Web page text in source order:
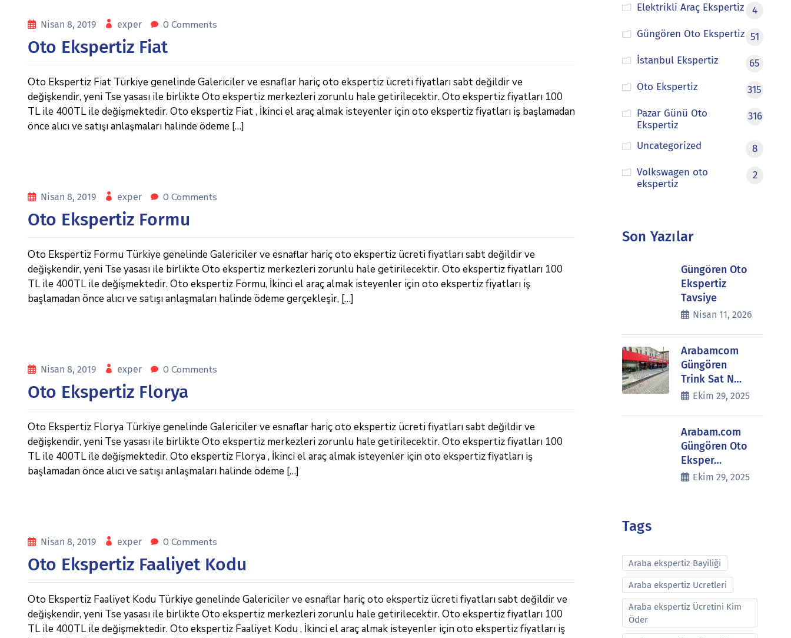
Nisan 8, 2019 exper 0 Comments
Oto Ekspertiz Fiat
Oto Ekspertiz Fiat Türkiye genelinde Galericiler ve esnaflar hariç oto ekspertiz ücreti fiyatları sabt değildir ve
değişkendir, yeni Tse yasası ile birlikte Oto ekspertiz merkezleri zorunlu hale getirilecektir. Oto ekspertiz fiyatları 100
TL ile 400TL ile değişmektedir. Oto ekspertiz Fiat , İkinci el araç almak isteyenler için oto ekspertiz fiyatları iş başlamadan
önce alıcı ve satışı anlaşmaları halinde ödeme […]
Nisan 8, 2019 exper 0 Comments
Oto Ekspertiz Formu
Oto Ekspertiz Formu Türkiye genelinde Galericiler ve esnaflar hariç oto ekspertiz ücreti fiyatları sabt değildir ve
değişkendir, yeni Tse yasası ile birlikte Oto ekspertiz merkezleri zorunlu hale getirilecektir. Oto ekspertiz fiyatları 100
TL ile 400TL ile değişmektedir. Oto ekspertiz Formu, İkinci el araç almak isteyenler için oto ekspertiz fiyatları iş
başlamadan önce alıcı ve satışı anlaşmaları halinde ödeme gerçekleşir, […]
Nisan 8, 2019 exper 0 Comments
Oto Ekspertiz Florya
Oto Ekspertiz Florya Türkiye genelinde Galericiler ve esnaflar hariç oto ekspertiz ücreti fiyatları sabt değildir ve
değişkendir, yeni Tse yasası ile birlikte Oto ekspertiz merkezleri zorunlu hale getirilecektir. Oto ekspertiz fiyatları 100
TL ile 400TL ile değişmektedir. Oto ekspertiz Florya , İkinci el araç almak isteyenler için oto ekspertiz fiyatları iş
başlamadan önce alıcı ve satışı anlaşmaları halinde ödeme […]
Nisan 8, 2019 exper 0 Comments
Oto Ekspertiz Faaliyet Kodu
Oto Ekspertiz Faaliyet Kodu Türkiye genelinde Galericiler ve esnaflar hariç oto ekspertiz ücreti fiyatları sabt değildir ve
değişkendir, yeni Tse yasası ile birlikte Oto ekspertiz merkezleri zorunlu hale getirilecektir. Oto ekspertiz fiyatları 100
TL ile 400TL ile değişmektedir. Oto ekspertiz Faaliyet Kodu , İkinci el araç almak isteyenler için oto ekspertiz fiyatları iş
Elektrikli Araç Ekspertiz
4
Güngören Oto Ekspertiz 51
İstanbul Ekspertiz
65
Oto Ekspertiz
315
Pazar Günü Oto
Ekspertiz
316
Uncategorized
8
Volkswagen oto
ekspertiz
2
Son Yazılar
Güngören Oto
Ekspertiz
Tavsiye
Nisan 11, 2026
Arabamcom
Güngören
Trink Sat N…
Ekim 29, 2025
Arabam.com
Güngören Oto
Eksper…
Ekim 29, 2025
Tags
Araba ekspertiz Bayiliği
Araba ekspertiz Ucretleri
Araba ekspertiz Ücretini Kim
Öder